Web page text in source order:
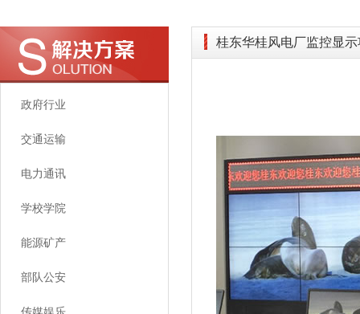
政府行业
交通运输
电力通讯
学校学院
能源矿产
部队公安
桂东华桂风电厂监控显